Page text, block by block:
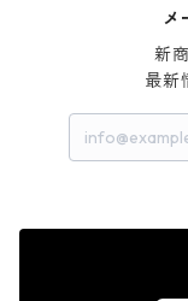
メ
新
最新